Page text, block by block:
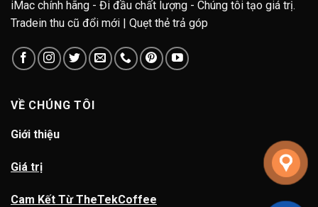
iMac chính hãng - Đi đầu chất lượng - Chúng tôi tạo giá trị.
Tradein thu cũ đổi mới | Quẹt thẻ trả góp
VỀ CHÚNG TÔI
Giới thiệu
Giá trị
Cam Kết Từ TheTekCoffee